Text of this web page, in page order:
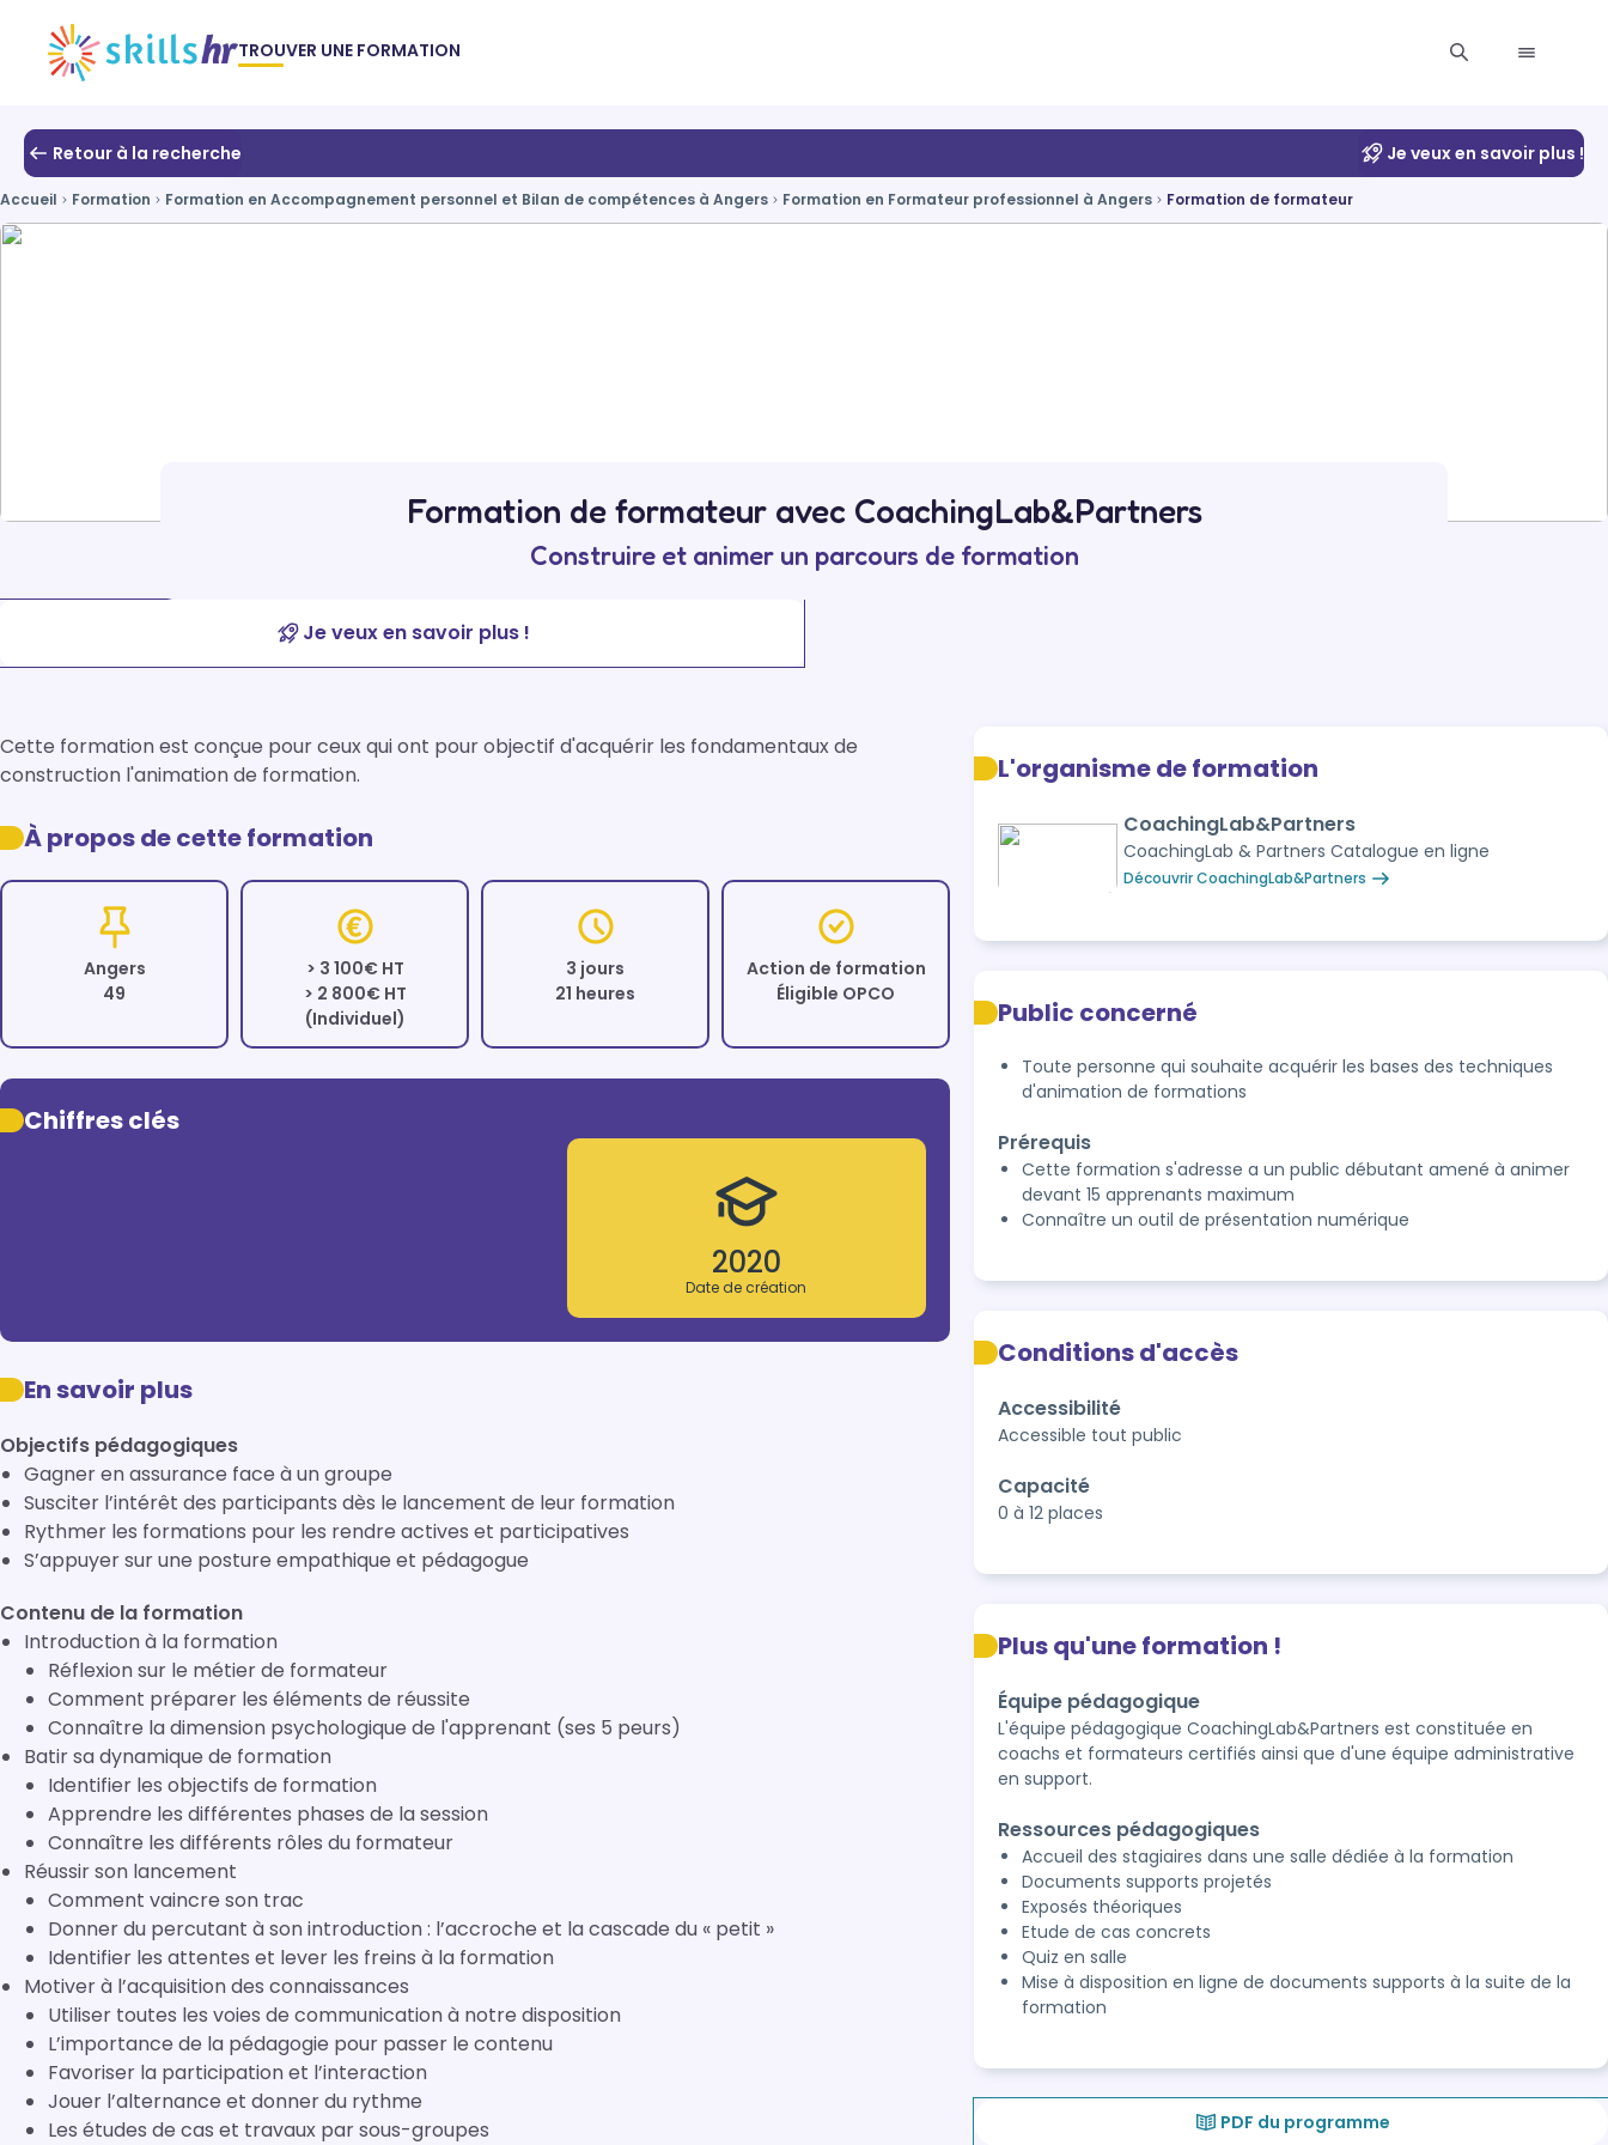
TROUVER UNE FORMATION
Retour à la recherche Je veux en savoir plus !
Accueil Formation Formation en Accompagnement personnel et Bilan de compétences à Angers Formation en Formateur professionnel à Angers Formation de formateur
Formation de formateur avec CoachingLab&Partners
Construire et animer un parcours de formation
Je veux en savoir plus !
Cette formation est conçue pour ceux qui ont pour objectif d'acquérir les fondamentaux de
construction l'animation de formation.
À propos de cette formation
Angers
49
> 3 100€ HT
> 2 800€ HT
(Individuel)
3 jours
21 heures
Action de formation
Éligible OPCO
Chiffres clés
2020
Date de création
En savoir plus
Objectifs pédagogiques
Gagner en assurance face à un groupe
Susciter l’intérêt des participants dès le lancement de leur formation
Rythmer les formations pour les rendre actives et participatives
S’appuyer sur une posture empathique et pédagogue
Contenu de la formation
Introduction à la formation
Réflexion sur le métier de formateur
Comment préparer les éléments de réussite
Connaître la dimension psychologique de l'apprenant (ses 5 peurs)
Batir sa dynamique de formation
Identifier les objectifs de formation
Apprendre les différentes phases de la session
Connaître les différents rôles du formateur
Réussir son lancement
Comment vaincre son trac
Donner du percutant à son introduction : l’accroche et la cascade du « petit »
Identifier les attentes et lever les freins à la formation
Motiver à l’acquisition des connaissances
Utiliser toutes les voies de communication à notre disposition
L’importance de la pédagogie pour passer le contenu
Favoriser la participation et l’interaction
Jouer l’alternance et donner du rythme
Les études de cas et travaux par sous-groupes
L'organisme de formation
CoachingLab&Partners
CoachingLab & Partners Catalogue en ligne
Découvrir CoachingLab&Partners
Public concerné
Toute personne qui souhaite acquérir les bases des techniques
d'animation de formations
Prérequis
Cette formation s'adresse a un public débutant amené à animer
devant 15 apprenants maximum
Connaître un outil de présentation numérique
Conditions d'accès
Accessibilité
Accessible tout public
Capacité
0 à 12 places
Plus qu'une formation !
Équipe pédagogique
L'équipe pédagogique CoachingLab&Partners est constituée en
coachs et formateurs certifiés ainsi que d'une équipe administrative
en support.
Ressources pédagogiques
Accueil des stagiaires dans une salle dédiée à la formation
Documents supports projetés
Exposés théoriques
Etude de cas concrets
Quiz en salle
Mise à disposition en ligne de documents supports à la suite de la
formation
PDF du programme